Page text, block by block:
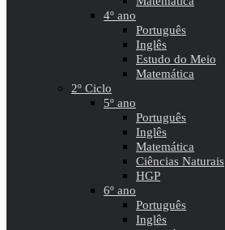
4º ano
Português
Inglês
Estudo do Meio
Matemática
2º Ciclo
5º ano
Português
Inglês
Matemática
Ciências Naturais
HGP
6º ano
Português
Inglês